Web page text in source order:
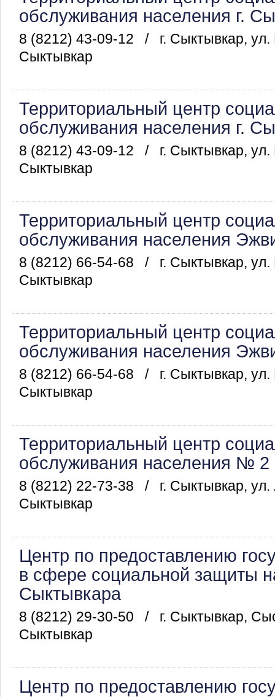
обслуживания населения г.
8 (8212) 43-09-12 /
г. Сыктывкар,
Сыктывкар
Территориальный центр
обслуживания населения г.
8 (8212) 43-09-12 /
г. Сыктывкар,
Сыктывкар
Территориальный центр
обслуживания населения
8 (8212) 66-54-68 /
г. Сыктывкар,
Сыктывкар
Территориальный центр
обслуживания населения
8 (8212) 66-54-68 /
г. Сыктывкар,
Сыктывкар
Территориальный центр
обслуживания населения № 2
8 (8212) 22-73-38 /
г. Сыктывкар,
Сыктывкар
Центр по предоставлению
в сфере социальной защиты
Сыктывкара
8 (8212) 29-30-50 /
г. Сыктывкар,
Сыктывкар
Центр по предоставлению